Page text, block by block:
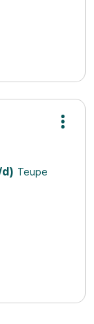
Teupe